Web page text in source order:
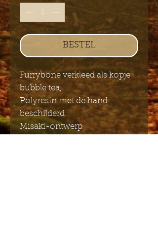
BESTEL
Furrybone verkleed als kopje
bubble tea,
Polyresin met de hand
beschilderd
Misaki-ontwerp